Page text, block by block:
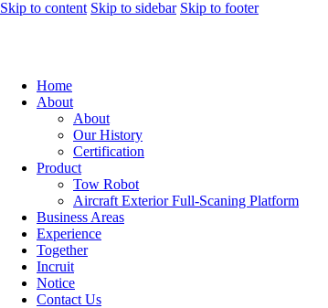
Skip to content Skip to sidebar Skip to footer
Home
About
About
Our History
Certification
Product
Tow Robot
Aircraft Exterior Full-Scaning Platform
Business Areas
Experience
Together
Incruit
Notice
Contact Us